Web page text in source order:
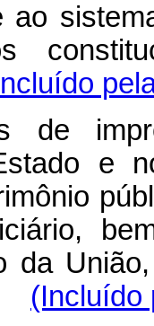
ao
e
da
(Incluído